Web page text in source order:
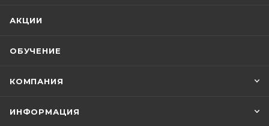
АКЦИИ
ОБУЧЕНИЕ
КОМПАНИЯ
ИНФОРМАЦИЯ